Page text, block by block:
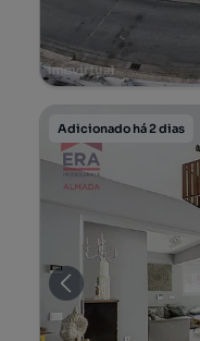
Adicionado há 2 dias